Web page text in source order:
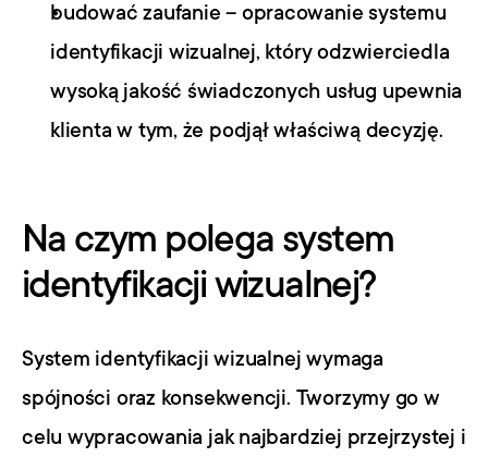
budować zaufanie – opracowanie systemu
identyfikacji wizualnej, który odzwierciedla
wysoką jakość świadczonych usług upewnia
klienta w tym, że podjął właściwą decyzję.
Na czym polega system
identyfikacji wizualnej?
System identyfikacji wizualnej wymaga
spójności oraz konsekwencji. Tworzymy go w
celu wypracowania jak najbardziej przejrzystej i